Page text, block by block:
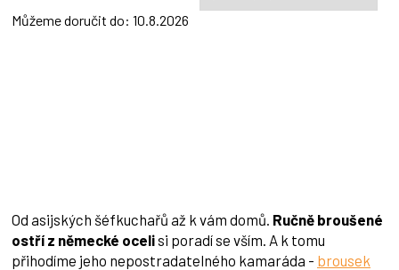
Můžeme doručit do: 10.8.2026
Od asijských šéfkuchařů až k vám domů. Ručně broušené
ostří z německé ocelisi poradí se vším. A k tomu
přihodíme jeho nepostradatelného kamaráda - brousek